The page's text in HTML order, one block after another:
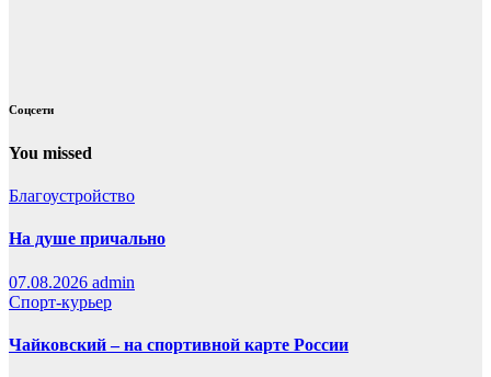
Соцсети
You missed
Благоустройство
На душе причально
07.08.2026 admin
Спорт-курьер
Чайковский – на спортивной карте России